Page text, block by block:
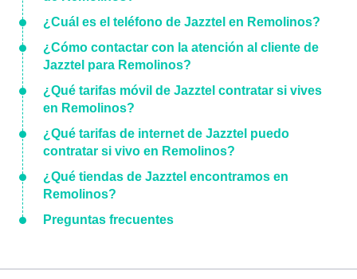
¿Cuál es el teléfono de Jazztel en Remolinos?
¿Cómo contactar con la atención al cliente de
Jazztel para Remolinos?
¿Qué tarifas móvil de Jazztel contratar si vives
en Remolinos?
¿Qué tarifas de internet de Jazztel puedo
contratar si vivo en Remolinos?
¿Qué tiendas de Jazztel encontramos en
Remolinos?
Preguntas frecuentes